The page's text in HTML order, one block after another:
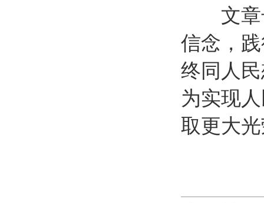
文章号
信念，
终同人
为实现
取更大